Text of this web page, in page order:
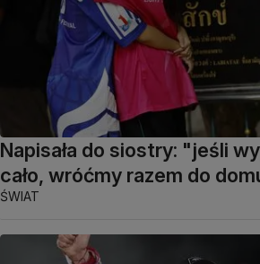
Napisała do siostry: "jeśli
cało, wróćmy razem do
ŚWIAT